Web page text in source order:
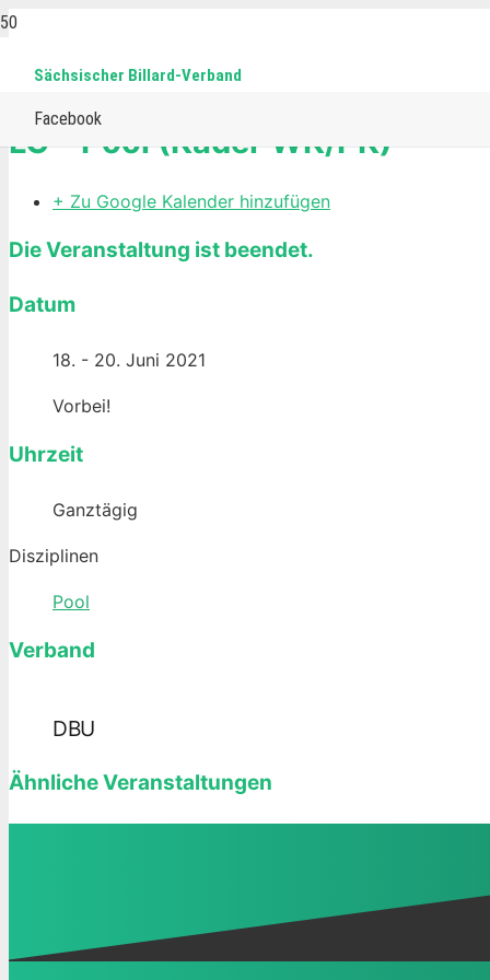
Sächsischer Billard-Verband
Facebook
HomeEvents Pool LG – Pool (Kader WK/PK)
LG – Pool (Kader WK/PK)
+ Zu Google Kalender hinzufügen
Die Veranstaltung ist beendet.
Datum
18. - 20. Juni 2021
Vorbei!
Uhrzeit
Ganztägig
Disziplinen
Pool
Verband
DBU
Ähnliche Veranstaltungen